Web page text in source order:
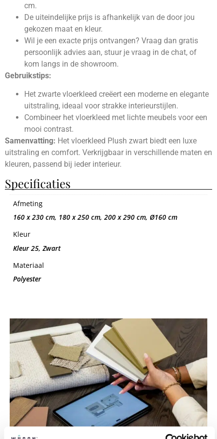
cm.
De uiteindelijke prijs is afhankelijk van de door jou
gekozen maat en kleur.
Wil je een exacte prijs ontvangen? Vraag dan gratis
persoonlijk advies aan, stuur je vraag in de chat, of
kom langs in de showroom.
Gebruikstips:
Het zwarte vloerkleed creëert een moderne en elegante
uitstraling, ideaal voor strakke interieurstijlen.
Combineer het vloerkleed met lichte meubels voor een
mooi contrast.
Samenvatting: Het vloerkleed Plush zwart biedt een luxe
uitstraling en comfort. Verkrijgbaar in verschillende maten en
kleuren, passend bij ieder interieur.
Specificaties
Afmeting
160 x 230 cm, 180 x 250 cm, 200 x 290 cm, Ø160 cm
Kleur
Kleur 25, Zwart
Materiaal
Polyester